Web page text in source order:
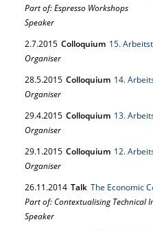
Part of: Espresso Workshops
Speaker
2.7.2015 Colloquium 15.
Organiser
28.5.2015 Colloquium 14.
Organiser
29.4.2015 Colloquium 13.
Organiser
29.1.2015 Colloquium 12.
Organiser
26.11.2014 Talk The Economic
Part of: Contextualising Technical
Speaker